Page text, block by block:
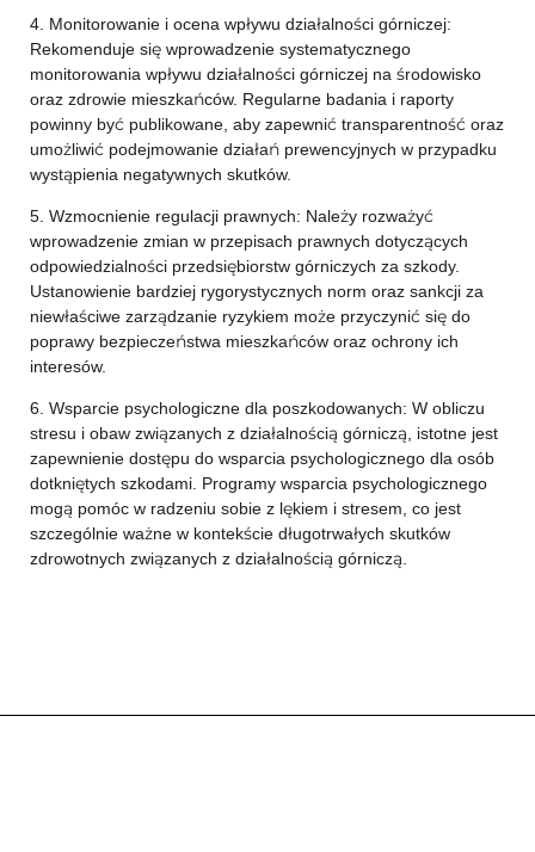
4. Monitorowanie i ocena wpływu działalności górniczej:
Rekomenduje się wprowadzenie systematycznego
monitorowania wpływu działalności górniczej na środowisko
oraz zdrowie mieszkańców. Regularne badania i raporty
powinny być publikowane, aby zapewnić transparentność oraz
umożliwić podejmowanie działań prewencyjnych w przypadku
wystąpienia negatywnych skutków.
5. Wzmocnienie regulacji prawnych: Należy rozważyć
wprowadzenie zmian w przepisach prawnych dotyczących
odpowiedzialności przedsiębiorstw górniczych za szkody.
Ustanowienie bardziej rygorystycznych norm oraz sankcji za
niewłaściwe zarządzanie ryzykiem może przyczynić się do
poprawy bezpieczeństwa mieszkańców oraz ochrony ich
interesów.
6. Wsparcie psychologiczne dla poszkodowanych: W obliczu
stresu i obaw związanych z działalnością górniczą, istotne jest
zapewnienie dostępu do wsparcia psychologicznego dla osób
dotkniętych szkodami. Programy wsparcia psychologicznego
mogą pomóc w radzeniu sobie z lękiem i stresem, co jest
szczególnie ważne w kontekście długotrwałych skutków
zdrowotnych związanych z działalnością górniczą.